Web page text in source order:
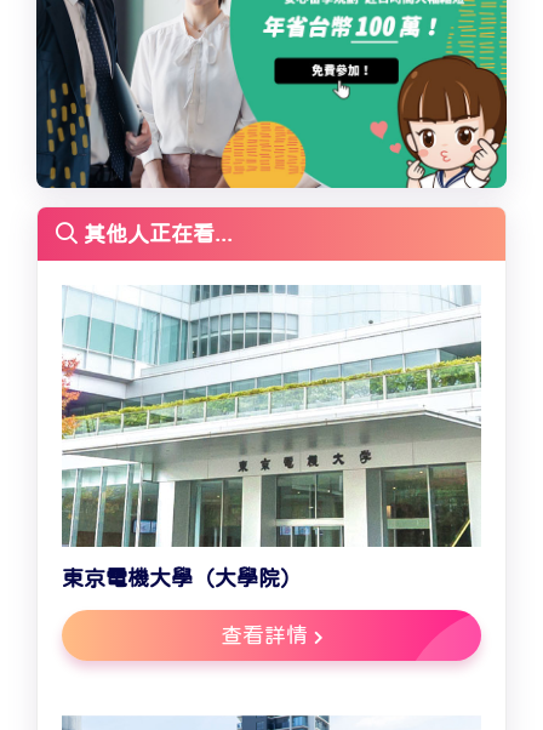
其他人正在看...
東京電機大學（大學院）
查看詳情